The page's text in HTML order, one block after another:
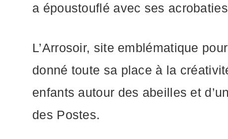
a époustouflé avec ses
L’Arrosoir, site emblématique
donné toute sa place à la
enfants autour des abeilles et
des Postes.